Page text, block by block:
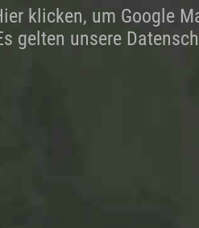
klicken, um Google
gelten unsere